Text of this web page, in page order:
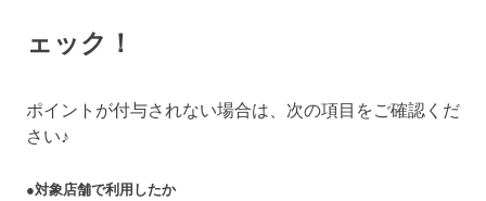
ェック！
ポイントが付与されない場合は、次の項目をご確認くだ
さい♪
●対象店舗で利用したか